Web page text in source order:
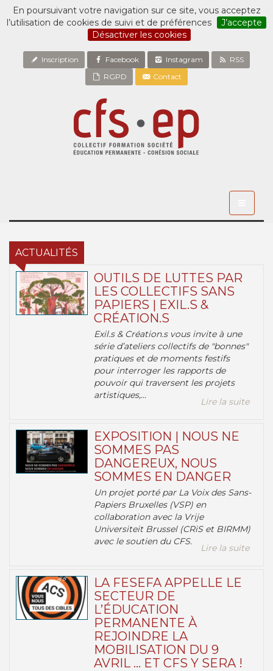
En poursuivant votre navigation sur ce site, vous acceptez
l’utilisation de cookies de suivi et de préférences
J’accepte
Désactiver les cookies
Inscription Facebook Instagram
RSS
RGPD
Contact
ACTUALITÉS
OUTILS DE LUTTES PAR
LES COLLECTIFS SANS
PAPIERS | EXIL.S &
CRÉATION.S
Exil.s & Création.s vous invite à une
série d’ateliers collectifs de "bonnes"
pratiques et de moments festifs
pour interroger les rapports de
pouvoir qui traversent les projets
artistiques,...
Lire la suite
EXPOSITION | NOUS NE
SOMMES PAS
DANGEREUX, NOUS
SOMMES EN DANGER
Un projet porté par La Voix des Sans-
Papiers Bruxelles (VSP) en
collaboration avec la Vrije
Universiteit Brussel (CRiS et BIRMM)
avec le soutien du CFS.
Lire la suite
LA FESEFA APPELLE LE
SECTEUR DE
L’ÉDUCATION
PERMANENTE À
REJOINDRE LA
MOBILISATION DU 9
AVRIL … ET CFS Y SERA !